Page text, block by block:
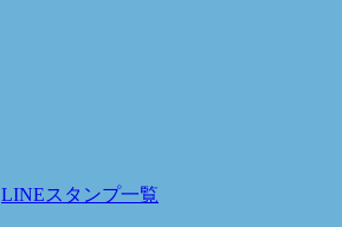
LINEスタンプ一覧